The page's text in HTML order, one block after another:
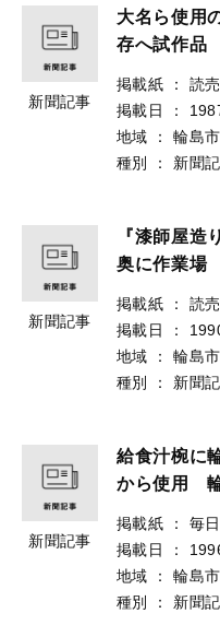
新聞記事
大名ら使用
存へ試作品
掲載紙 ：
読
掲載日
：
地域
：
輪島市
種別
： 新聞
新聞記事
『漆師屋造
奥に作業場
掲載紙 ：
読
掲載日
：
地域
：
輪島市
種別
： 新聞
新聞記事
給食汁椀に
から使用
掲載紙 ：
毎
掲載日
：
地域
：
輪島市
種別
： 新聞